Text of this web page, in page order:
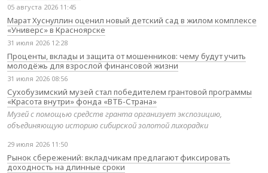
05 августа 2026 11:45
Марат Хуснуллин оценил новый детский сад в жилом комплексе
«Универс» в Красноярске
31 июля 2026 12:28
Проценты, вклады и защита от мошенников: чему будут учить
молодёжь для взрослой финансовой жизни
31 июля 2026 08:56
Сухобузимский музей стал победителем грантовой программы
«Красота внутри» фонда «ВТБ-Страна»
Музей с помощью средств гранта организует экспозицию,
объединяющую историю сибирской золотой лихорадки
29 июля 2026 11:50
Рынок сбережений: вкладчикам предлагают фиксировать
доходность на длинные сроки